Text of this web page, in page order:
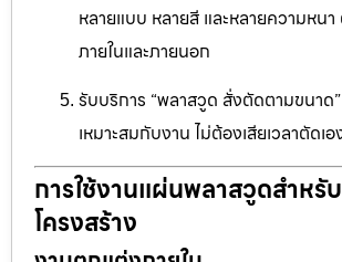
หลายแบบ หลายสี และหลายความหน
ภายในและภายนอก
รับบริการ “พลาสวูด สั่งตัดตามขนาด
เหมาะสมกับงาน ไม่ต้องเสียเวลาตัดเอ
การใช้งานแผ่นพลาสวูดสำหรั
โครงสร้าง